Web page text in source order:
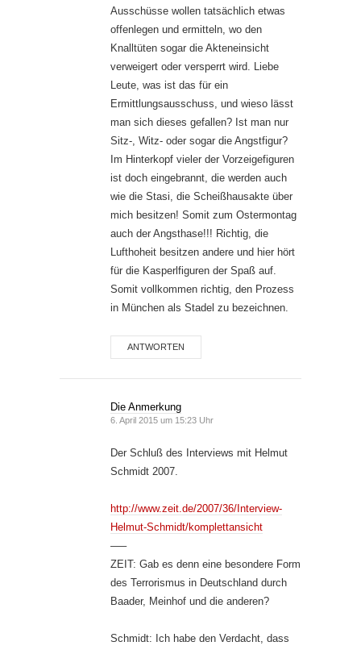
Ausschüsse wollen tatsächlich etwas
offenlegen und ermitteln, wo den
Knalltüten sogar die Akteneinsicht
verweigert oder versperrt wird. Liebe
Leute, was ist das für ein
Ermittlungsausschuss, und wieso lässt
man sich dieses gefallen? Ist man nur
Sitz-, Witz- oder sogar die Angstfigur?
Im Hinterkopf vieler der Vorzeigefiguren
ist doch eingebrannt, die werden auch
wie die Stasi, die Scheißhausakte über
mich besitzen! Somit zum Ostermontag
auch der Angsthase!!! Richtig, die
Lufthoheit besitzen andere und hier hört
für die Kasperlfiguren der Spaß auf.
Somit vollkommen richtig, den Prozess
in München als Stadel zu bezeichnen.
ANTWORTEN
Die Anmerkung
6. April 2015 um 15:23 Uhr
Der Schluß des Interviews mit Helmut
Schmidt 2007.
http://www.zeit.de/2007/36/Interview-
Helmut-Schmidt/komplettansicht
—–
ZEIT: Gab es denn eine besondere Form
des Terrorismus in Deutschland durch
Baader, Meinhof und die anderen?
Schmidt: Ich habe den Verdacht, dass